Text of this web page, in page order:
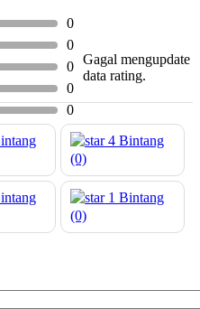
0
0
0
0
0
4Bintang
(0)
1Bintang
(0)
Gagal mengupdate
data rating.